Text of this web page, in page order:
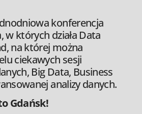
konferencja
których działa Data
na której można
ciekawych sesji
Big Data, Business
analizy danych.
Gdańsk!